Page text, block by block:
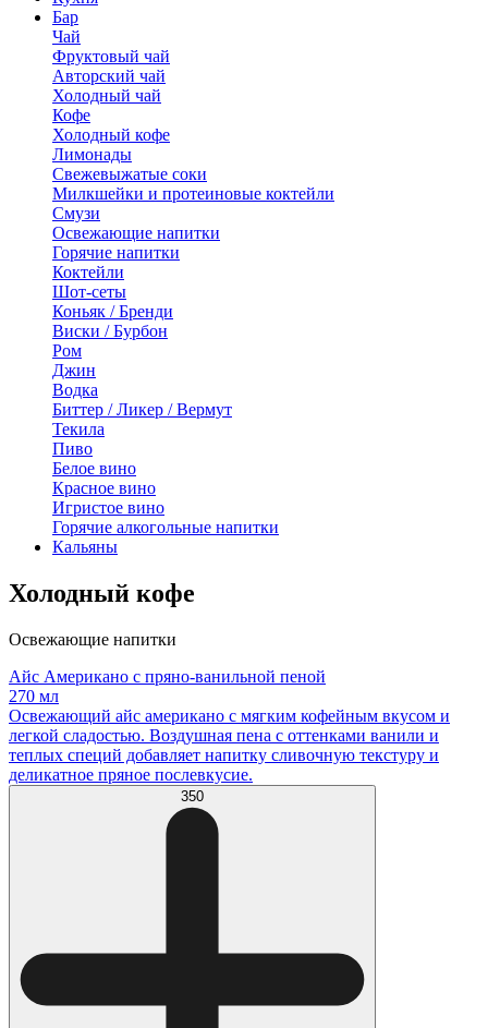
Бар
Чай
Фруктовый чай
Авторский чай
Холодный чай
Кофе
Холодный кофе
Лимонады
Свежевыжатые соки
Милкшейки и протеиновые коктейли
Смузи
Освежающие напитки
Горячие напитки
Коктейли
Шот-сеты
Коньяк / Бренди
Виски / Бурбон
Ром
Джин
Водка
Биттер / Ликер / Вермут
Текила
Пиво
Белое вино
Красное вино
Игристое вино
Горячие алкогольные напитки
Кальяны
Холодный кофе
Освежающие напитки
Айс Американо с пряно-ванильной пеной
270 мл
Освежающий айс американо с мягким кофейным вкусом и
легкой сладостью. Воздушная пена с оттенками ванили и
теплых специй добавляет напитку сливочную текстуру и
деликатное пряное послевкусие.
350